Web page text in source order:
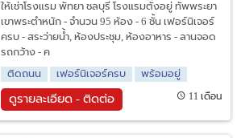
ให้เช่าโรงแรม พัทยา ชลบุรี โรงแรมตั้งอยู่ ทัพพระยา
เขาพระตำหนัก - จำนวน 95 ห้อง - 6 ชั้น เฟอร์นิเจอร์
ครบ - สระว่ายน้ำ, ห้องประชุม, ห้องอาหาร - ลานจอด
รถกว้าง - ค
ติดถนน
เฟอร์นิเจอร์ครบ พร้อมอยู่
ดูรายละเอียด - ติดต่อ 11 เดือน